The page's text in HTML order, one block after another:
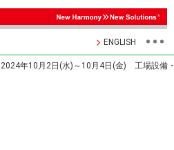
ENGLISH
2024年10月2日(水)～10月4日(金) 工場設備